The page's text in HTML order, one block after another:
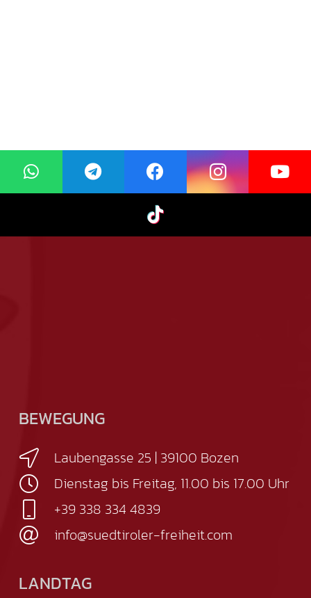
BEWEGUNG
Laubengasse 25 | 39100 Bozen
Dienstag bis Freitag, 11.00 bis 17.00 Uhr
+39 338 334 4839
info@suedtiroler-freiheit.com
LANDTAG